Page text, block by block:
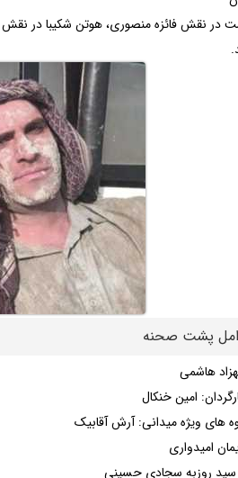
در نقش فائزه منصوری، هوتن شکیبا در
پشت صحنه
هاشمی
امین خنکال
های ویژه میدانی: آرش آقابیک
امیدواری
سید روزبه سجادی حسینی